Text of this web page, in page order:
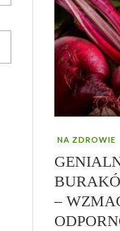
NA ZDROWIE
–